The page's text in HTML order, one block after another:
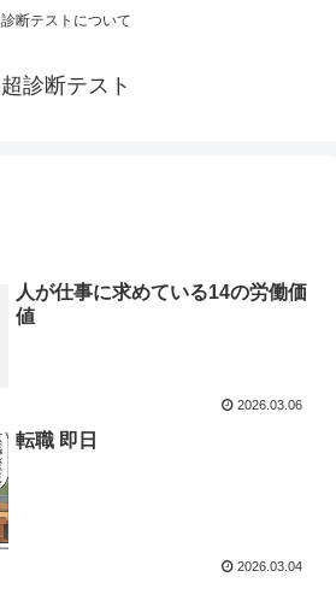
診断テストについて
超診断テスト
人が仕事に求めている14の労働価
値
2026.03.06
転職 即日
2026.03.04